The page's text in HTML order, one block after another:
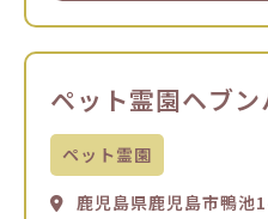
ペット霊園ヘブン
ペット霊園
鹿児島県鹿児島市鴨池